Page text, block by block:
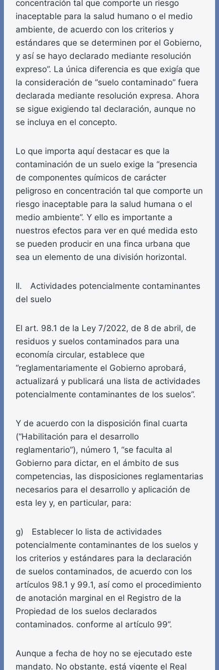
concentración tal que comporte un riesgo
inaceptable para la salud humano o el medio
ambiente, de acuerdo con los criterios y
estándares que se determinen por el Gobierno,
y así se hayo declarado mediante resolución
expreso”. La única diferencia es que exigía que
la consideración de “suelo contaminado” fuera
declarada mediante resolución expresa. Ahora
se sigue exigiendo tal declaración, aunque no
se incluya en el concepto.
Lo que importa aquí destacar es que la
contaminación de un suelo exige la “presencia
de componentes químicos de carácter
peligroso en concentración tal que comporte un
riesgo inaceptable para la salud humana o el
medio ambiente”. Y ello es importante a
nuestros efectos para ver en qué medida esto
se pueden producir en una finca urbana que
sea un elemento de una división horizontal.
II. Actividades potencialmente contaminantes
del suelo
El art. 98.1 de la Ley 7/2022, de 8 de abril, de
residuos y suelos contaminados para una
economía circular, establece que
“reglamentariamente el Gobierno aprobará,
actualizará y publicará una lista de actividades
potencialmente contaminantes de los suelos”.
Y de acuerdo con la disposición final cuarta
(“Habilitación para el desarrollo
reglamentario”), número 1, “se faculta al
Gobierno para dictar, en el ámbito de sus
competencias, las disposiciones reglamentarias
necesarios para el desarrollo y aplicación de
esta ley y, en particular, para:
g) Establecer lo lista de actividades
potencialmente contaminantes de los suelos y
los criterios y estándares para la declaración
de suelos contaminados, de acuerdo con los
artículos 98.1 y 99.1, así como el procedimiento
de anotación marginal en el Registro de la
Propiedad de los suelos declarados
contaminados. conforme al artículo 99”.
Aunque a fecha de hoy no se ejecutado este
mandato. No obstante, está vigente el Real